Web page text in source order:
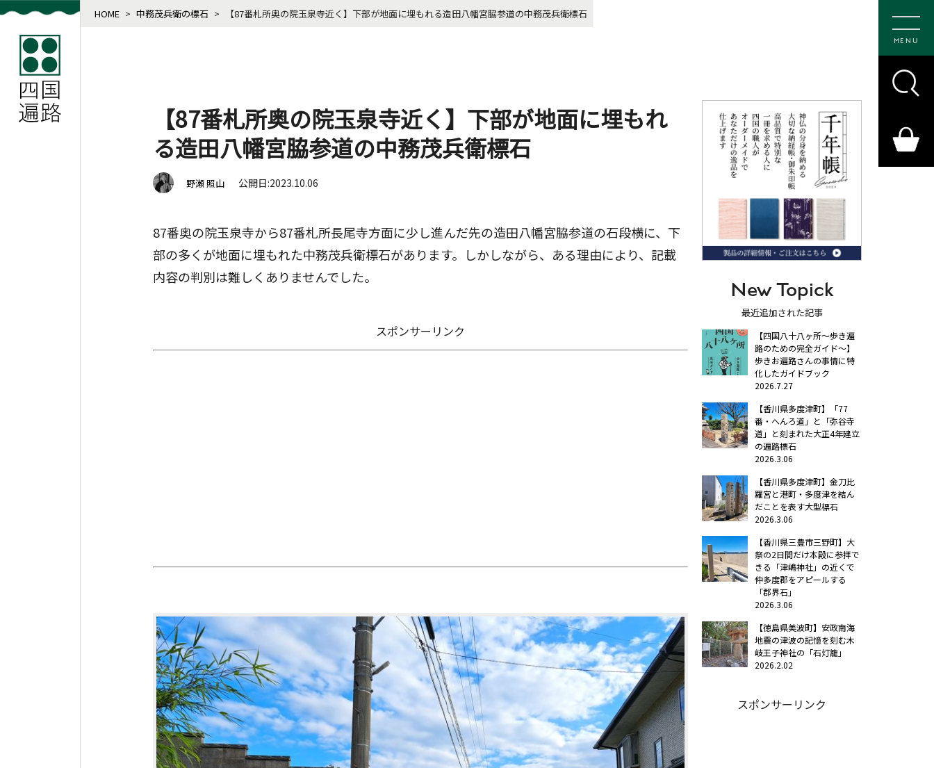
MENU
HOME > 中務茂兵衛の標石 > 【87番札所奥の院玉泉寺近く】下部が地面に埋もれる造田八幡宮脇参道の中務茂兵衛標石
【87番札所奥の院玉泉寺近く】下部が地面に埋もれ
る造田八幡宮脇参道の中務茂兵衛標石
野瀬 照山 公開日:2023.10.06
87番奥の院玉泉寺から87番札所長尾寺方面に少し進んだ先の造田八幡宮脇参道の石段横に、下
部の多くが地面に埋もれた中務茂兵衛標石があります。しかしながら、ある理由により、記載
内容の判別は難しくありませんでした。
スポンサーリンク
New Topick
最近追加された記事
【四国八十八ヶ所～歩き遍
路のための完全ガイド～】
歩きお遍路さんの事情に特
化したガイドブック
2026.7.27
【香川県多度津町】「77
番・へんろ道」と「弥谷寺
道」と刻まれた大正4年建立
の遍路標石
2026.3.06
【香川県多度津町】金刀比
羅宮と港町・多度津を結ん
だことを表す大型標石
2026.3.06
【香川県三豊市三野町】大
祭の2日間だけ本殿に参拝で
きる「津嶋神社」の近くで
仲多度郡をアピールする
「郡界石」
2026.3.06
【徳島県美波町】安政南海
地震の津波の記憶を刻む木
岐王子神社の「石灯籠」
2026.2.02
スポンサーリンク